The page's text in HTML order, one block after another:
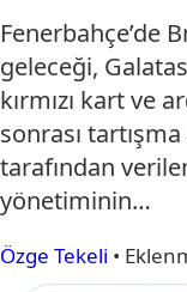
Fenerbahçe’de
geleceği,
kırmızı kart ve
sonrası
tarafından
yönetiminin…
Özge Tekeli •